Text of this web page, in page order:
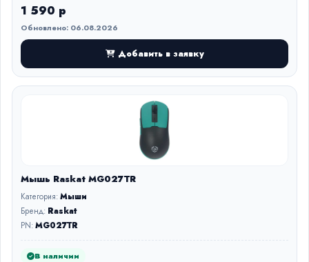
1 590 р
Обновлено: 06.08.2026
Добавить в заявку
Мышь Raskat MG027TR
Категория:Мыши
Бренд: Raskat
PN:MG027TR
В наличии